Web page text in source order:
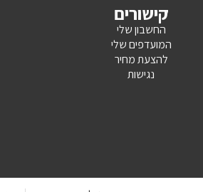
קישורים
החשבון שלי
המועדפים שלי
להצעת מחיר
נגישות